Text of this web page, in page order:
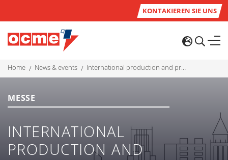
KONTAKIEREN SIE UNS
home news & events international production and processing expo ippe 2026
MESSE
INTERNATIONAL
PRODUCTION AND